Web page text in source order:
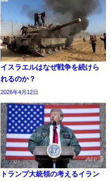
イスラエルはなぜ戦争を続けら
れるのか？
2026年4月12日
トランプ大統領の考えるイラン